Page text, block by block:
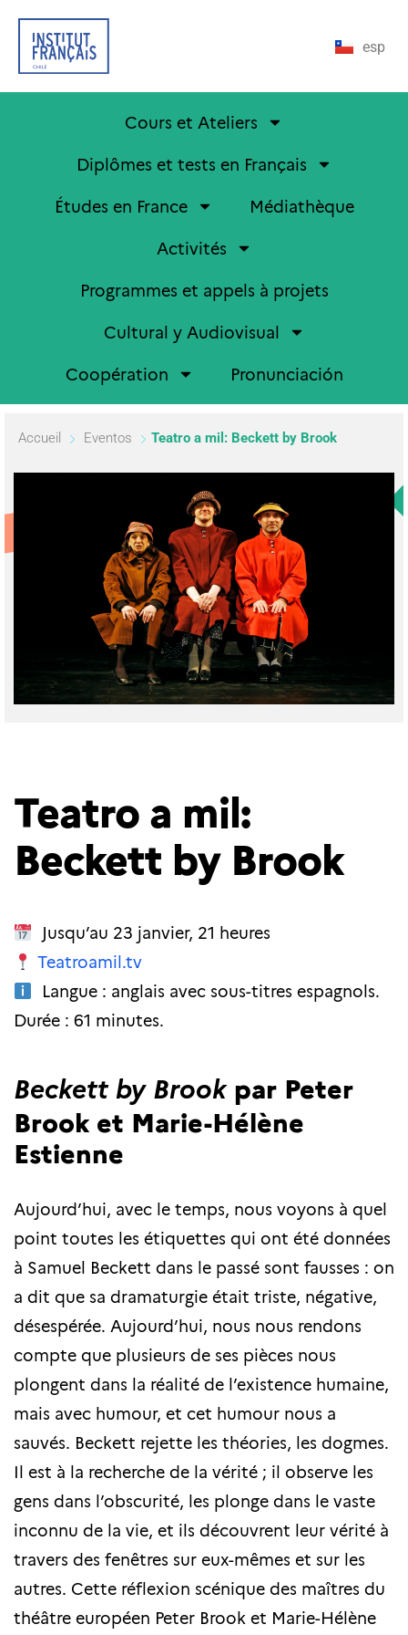
esp
Cours et Ateliers
Diplômes et tests en Français
Études en France
Médiathèque
Activités
Programmes et appels à projets
Cultural y Audiovisual
Coopération
Pronunciación
Accueil Eventos Teatro a mil: Beckett by Brook
Teatro a mil:
Beckett by Brook
Jusqu’au 23 janvier, 21 heures
Teatroamil.tv
Langue : anglais avec sous-titres espagnols.
Durée : 61 minutes.
Beckett by Brook par Peter
Brook et Marie-Hélène
Estienne
Aujourd’hui, avec le temps, nous voyons à quel
point toutes les étiquettes qui ont été données
à Samuel Beckett dans le passé sont fausses : on
a dit que sa dramaturgie était triste, négative,
désespérée. Aujourd’hui, nous nous rendons
compte que plusieurs de ses pièces nous
plongent dans la réalité de l’existence humaine,
mais avec humour, et cet humour nous a
sauvés. Beckett rejette les théories, les dogmes.
Il est à la recherche de la vérité ; il observe les
gens dans l’obscurité, les plonge dans le vaste
inconnu de la vie, et ils découvrent leur vérité à
travers des fenêtres sur eux-mêmes et sur les
autres. Cette réflexion scénique des maîtres du
théâtre européen Peter Brook et Marie-Hélène